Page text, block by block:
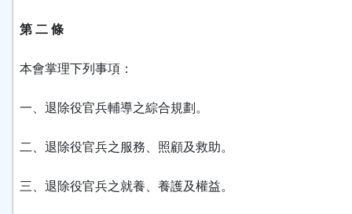
第 二 條
本會掌理下列事項：
一、退除役官兵輔導之綜合規劃。
二、退除役官兵之服務、照顧及救助。
三、退除役官兵之就養、養護及權益。